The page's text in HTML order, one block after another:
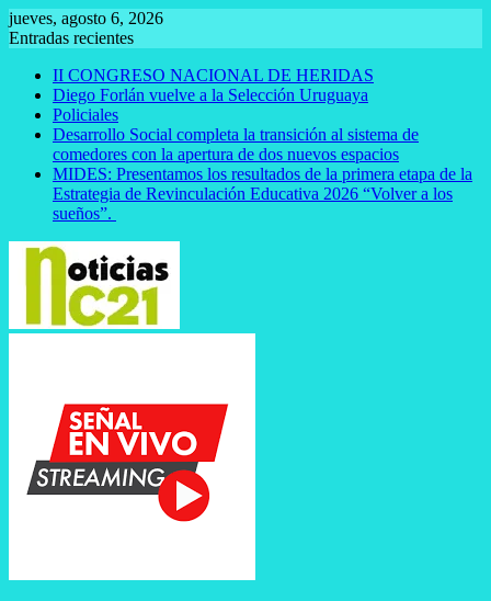
Saltar
al
jueves, agosto 6, 2026
Entradas recientes
II CONGRESO NACIONAL DE HERIDAS
Diego Forlán vuelve a la Selección Uruguaya
Policiales
Desarrollo Social completa la transición al sistema de
comedores con la apertura de dos nuevos espacios
MIDES: Presentamos los resultados de la primera etapa de la
Estrategia de Revinculación Educativa 2026 “Volver a los
sueños”.